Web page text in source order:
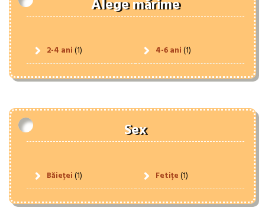
Alege mărime
2-4 ani(1) 4-6 ani(1)
Sex
Băieței(1) Fetițe(1)